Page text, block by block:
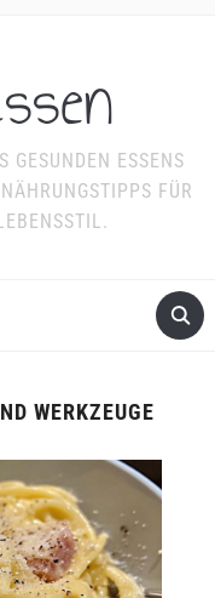
GESUNDEN ESSENS
FÜR
WERKZEUGE